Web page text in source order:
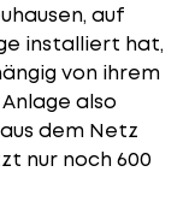
auf
installiert hat,
von ihrem
also
dem Netz
nur noch 600